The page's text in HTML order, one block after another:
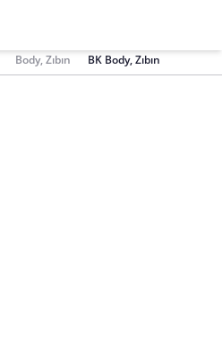
Body, Zıbın BK Body, Zıbın